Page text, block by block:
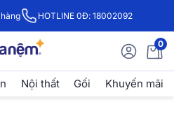
HOTLINE 0Đ: 18002092
0
Nội thất Gối Khuyến mãi